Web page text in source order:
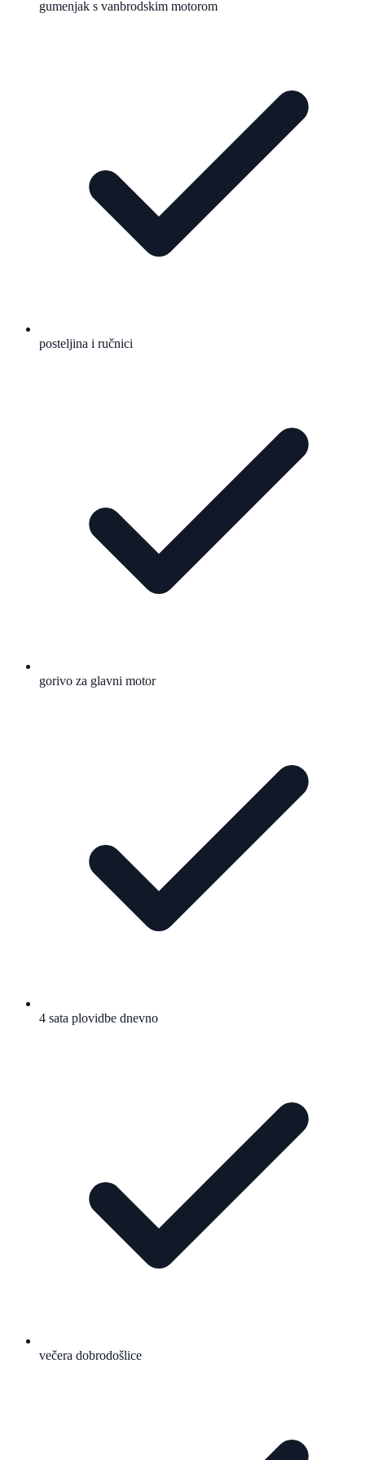
gumenjak s vanbrodskim motorom
posteljina i ručnici
gorivo za glavni motor
4 sata plovidbe dnevno
večera dobrodošlice